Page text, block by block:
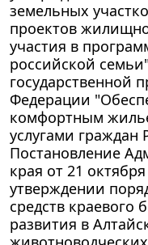
земельных
проектов
участия в
российской
государственной
Федерации
комфортным
услугами
Постановление
края от 21
утверждении
средств краевого
развития в